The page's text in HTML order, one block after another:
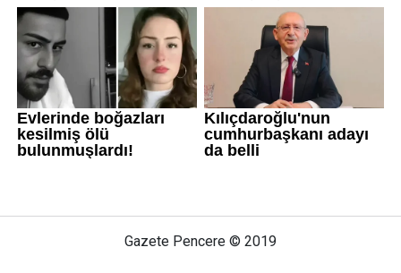
Gazete Pencere © 2019